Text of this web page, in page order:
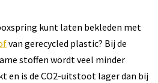
kunt laten bekleden met
van gerecycled plastic? Bij de
stoffen wordt veel minder
en is de CO2-uitstoot lager dan bij